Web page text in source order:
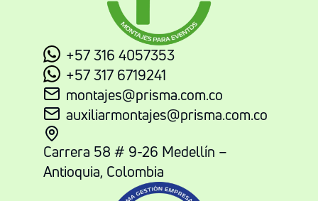
+57 316 4057353
+57 317 6719241
montajes@prisma.com.co
auxiliarmontajes@prisma.com.co
Carrera 58 # 9-26 Medellín –
Antioquia, Colombia